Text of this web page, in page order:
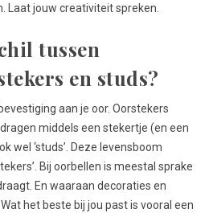
Laat jouw creativiteit spreken.
tussen
en studs?
aan je oor. Oorstekers
middels een stekertje (en een
wel ‘studs’. Deze levensboom
Bij oorbellen is meestal sprake
En waaraan decoraties en
het beste bij jou past is vooral een